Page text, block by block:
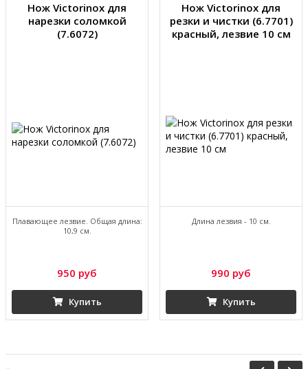
Нож Victorinox для
нарезки соломкой
(7.6072)
Плавающее лезвие. Общая длина:
10,9 см.
950 руб
Купить
Нож Victorinox для
резки и чистки (6.7701)
красный, лезвие 10 см
Длина лезвия - 10 см.
990 руб
Купить